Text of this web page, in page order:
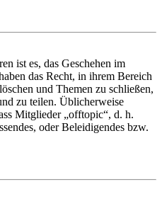
ist es, das Geschehen im
das Recht, in ihrem Bereich
und Themen zu schließen,
zu teilen. Üblicherweise
Mitglieder „offtopic“, d. h.
oder Beleidigendes bzw.